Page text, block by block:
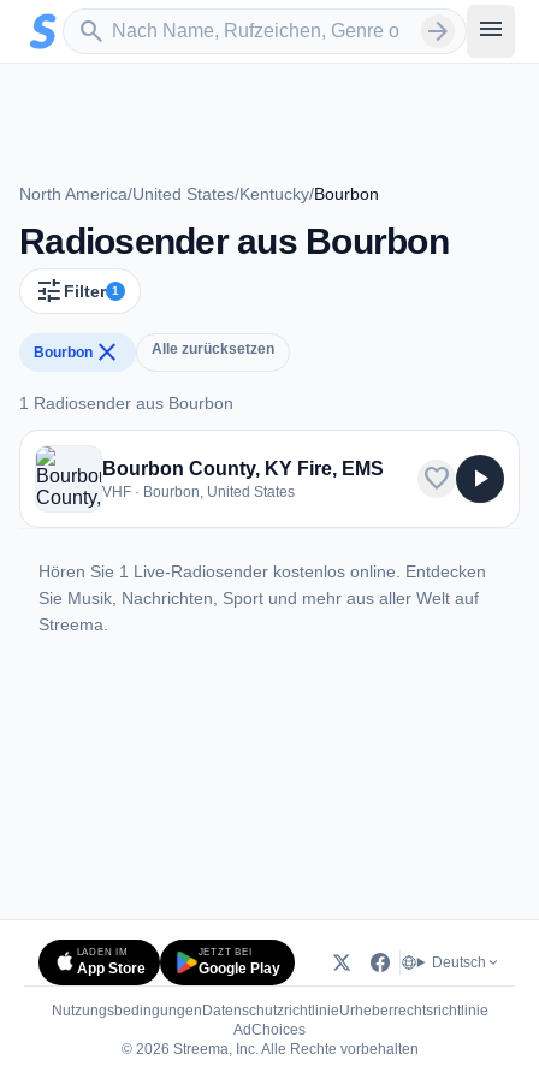
Zum Hauptinhalt springen
search
Sender suchen arrow_forward menu
North America/United States/Kentucky/Bourbon
Radiosender aus Bourbon
tune Filter 1
Bourbon close Alle zurücksetzen
1 Radiosender aus Bourbon
1 Radiosender aus Bourbon
Bourbon County, KY Fire, EMS
VHF · Bourbon, United States favorite play_arrow
Hören Sie 1 Live-Radiosender kostenlos online. Entdecken
Sie Musik, Nachrichten, Sport und mehr aus aller Welt auf
Streema.
LADEN IM
App Store
JETZT BEI
Google Play Deutsch
Nutzungsbedingungen DatenschutzrichtlinieUrheberrechtsrichtlinie
AdChoices(öffnet in neuem Tab)
© 2026 Streema, Inc. Alle Rechte vorbehalten